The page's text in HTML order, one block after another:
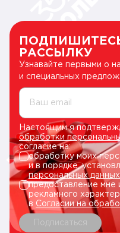
РАССЫЛКУ
Узнавайте первыми о
и специальных
Ваш email
Настоящим я
обработки
согласие на:
обработку моих
и в порядке,
персональных данных
предоставление мне
рекламного
в Согласии на
Подписаться